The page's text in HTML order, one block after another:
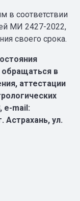
в соответствии
МИ 2427-2022,
своего срока.
обращаться в
аттестации
e-mail:
Астрахань, ул.